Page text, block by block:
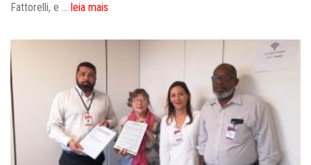
Fattorelli, e ... leia mais